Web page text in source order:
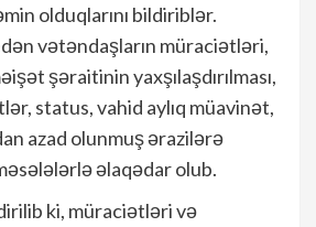
olduqlarını bildiriblər.
vətəndaşların müraciətləri,
şəraitinin yaxşılaşdırılması,
status, vahid aylıq müavinət,
azad olunmuş ərazilərə
əlaqədar olub.
ki, müraciətləri və